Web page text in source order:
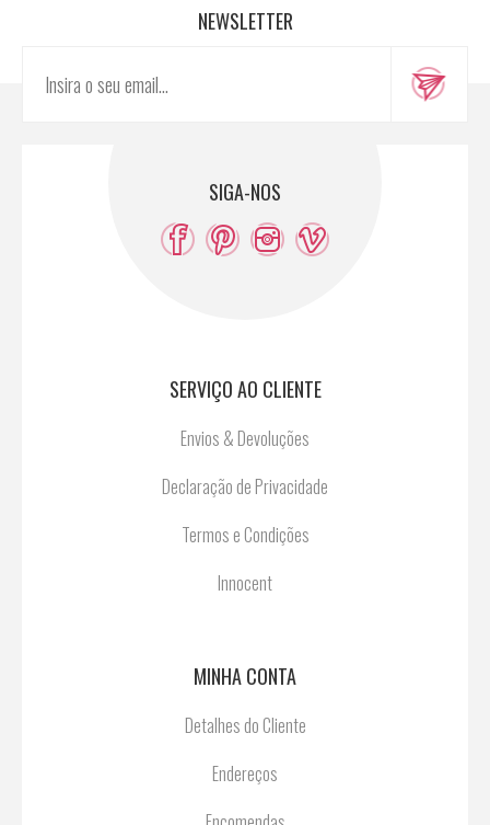
NEWSLETTER
SIGA-NOS
SERVIÇO AO CLIENTE
Envios & Devoluções
Declaração de Privacidade
Termos e Condições
Innocent
MINHA CONTA
Detalhes do Cliente
Endereços